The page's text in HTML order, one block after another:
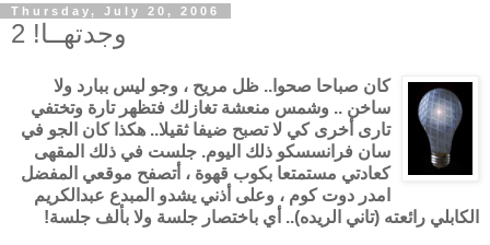
Thursday, July 20, 2006
وجدتهــا! 2
كان صباحا صحوا.. ظل مريح ، وجو ليس ببارد ولا
ساخن .. وشمس منعشة تغازلك فتظهر تارة وتختفي
تارى أخرى كي لا تصبح ضيفا ثقيلا.. هكذا كان الجو في
سان فرانسسكو ذلك اليوم. جلست في ذلك المقهى
كعادتي مستمتعا بكوب قهوة ، أتصفح موقعي المفضل
امدر دوت كوم ، وعلى أذني يشدو المبدع عبدالكريم
الكابلي رائعته (تاني الريده).. أي باختصار جلسة ولا بألف جلسة!